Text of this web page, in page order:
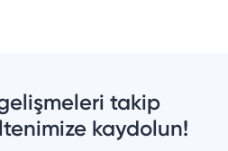
takip
kaydolun!